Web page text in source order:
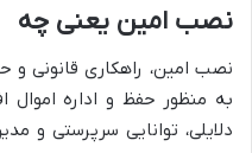
نصب امین یعنی چه
نصب امین، راهکاری قانونی و
به منظور حفظ و اداره اموال
دلایلی، توانایی سرپرستی و